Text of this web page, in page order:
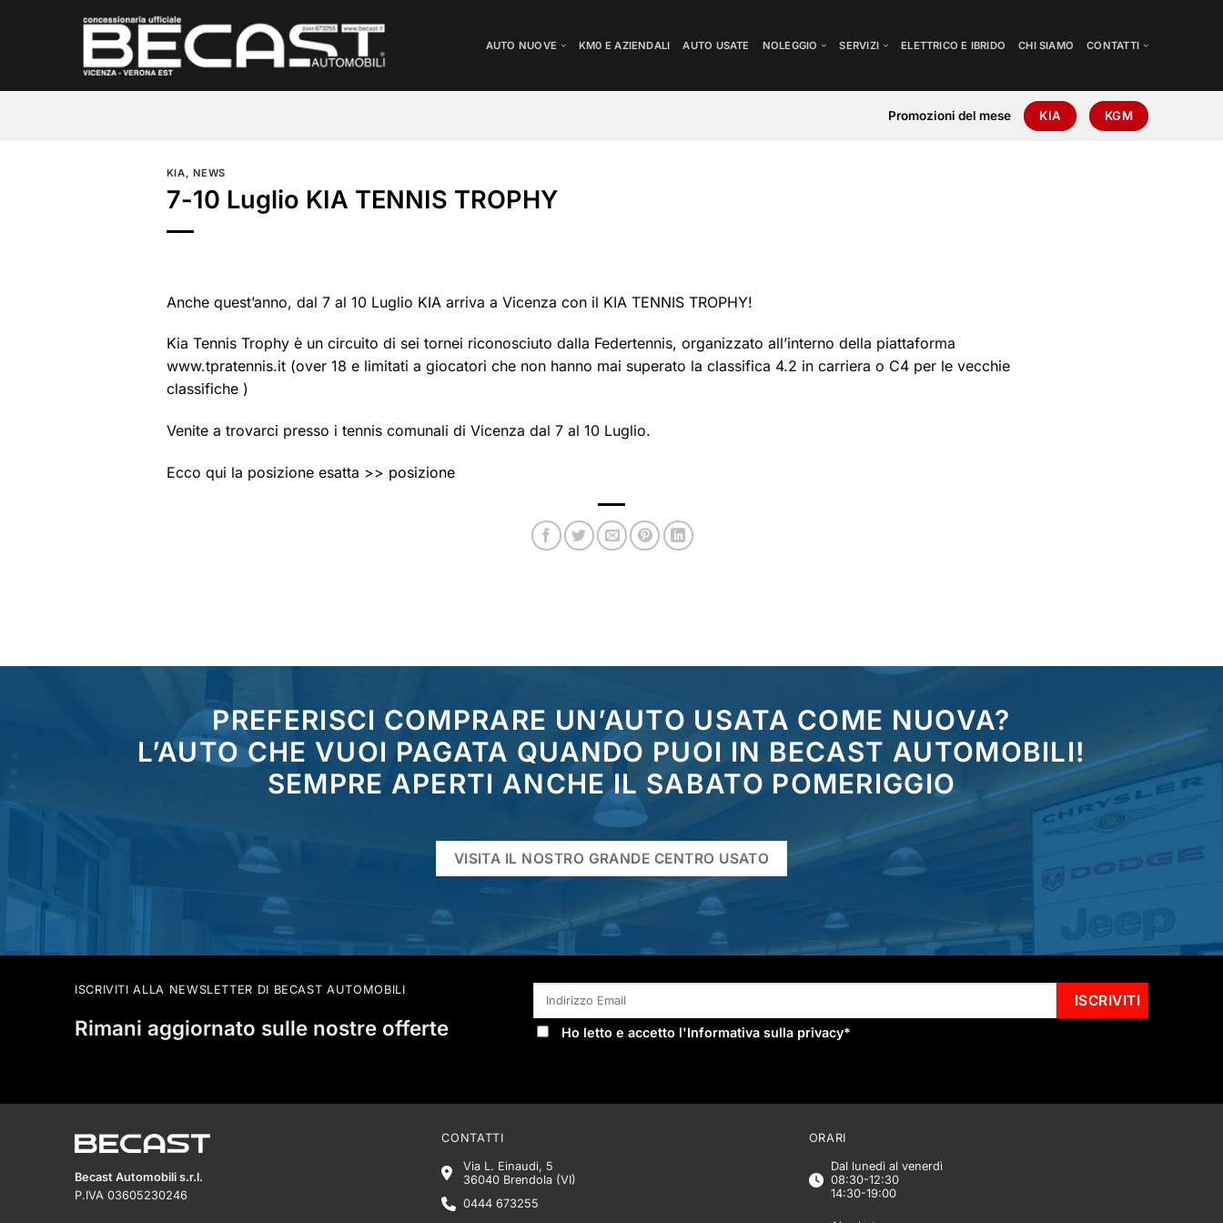
AUTO NUOVE KM0 E AZIENDALI AUTO USATE NOLEGGIO SERVIZI ELETTRICO E IBRIDO CHI SIAMO CONTATTI
Promozioni del mese KIA KGM
KIA, NEWS
7-10 Luglio KIA TENNIS TROPHY
Anche quest’anno, dal 7 al 10 Luglio KIA arriva a Vicenza con il KIA TENNIS TROPHY!
Kia Tennis Trophy è un circuito di sei tornei riconosciuto dalla Federtennis, organizzato all’interno della piattaforma
www.tpratennis.it (over 18 e limitati a giocatori che non hanno mai superato la classifica 4.2 in carriera o C4 per le vecchie
classifiche )
Venite a trovarci presso i tennis comunali di Vicenza dal 7 al 10 Luglio.
Ecco qui la posizione esatta >> posizione
PREFERISCI COMPRARE UN’AUTO USATA COME NUOVA?
L’AUTO CHE VUOI PAGATA QUANDO PUOI IN BECAST AUTOMOBILI!
SEMPRE APERTI ANCHE IL SABATO POMERIGGIO
VISITA IL NOSTRO GRANDE CENTRO USATO
ISCRIVITI ALLA NEWSLETTER DI BECAST AUTOMOBILI
Rimani aggiornato sulle nostre offerte Ho letto e accetto l'Informativa sulla privacy*
Becast Automobili s.r.l.
P.IVA 03605230246
CONTATTI
Via L. Einaudi, 5
36040 Brendola (VI)
0444 673255
ORARI
Dal lunedì al venerdì
08:30-12:30
14:30-19:00